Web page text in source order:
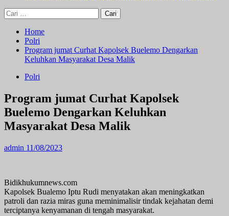
Cari
untuk:
Home
Polri
Program jumat Curhat Kapolsek Buelemo Dengarkan
Keluhkan Masyarakat Desa Malik
Polri
Program jumat Curhat Kapolsek
Buelemo Dengarkan Keluhkan
Masyarakat Desa Malik
admin 11/08/2023
Bidikhukumnews.com
Kapolsek Bualemo Iptu Rudi menyatakan akan meningkatkan
patroli dan razia miras guna meminimalisir tindak kejahatan demi
terciptanya kenyamanan di tengah masyarakat.